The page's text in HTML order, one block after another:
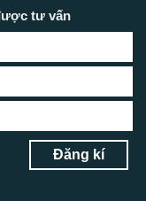
tư vấn
Đăng kí